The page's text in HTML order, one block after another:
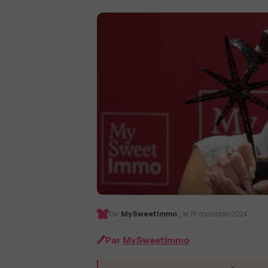
Par MySweetImmo , le 19 novembre 2024
Par MySweetImmo